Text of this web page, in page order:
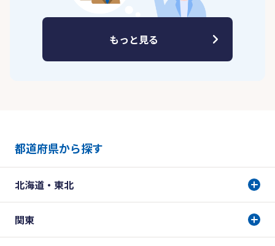
もっと見る
都道府県から探す
北海道・東北
関東